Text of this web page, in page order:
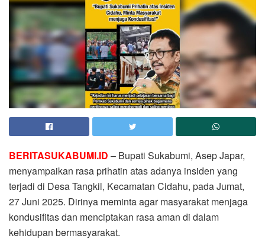
BERITASUKABUMI.ID – Bupati Sukabumi, Asep Japar,
menyampaikan rasa prihatin atas adanya insiden yang
terjadi di Desa Tangkil, Kecamatan Cidahu, pada Jumat,
27 Juni 2025. Dirinya meminta agar masyarakat menjaga
kondusifitas dan menciptakan rasa aman di dalam
kehidupan bermasyarakat.